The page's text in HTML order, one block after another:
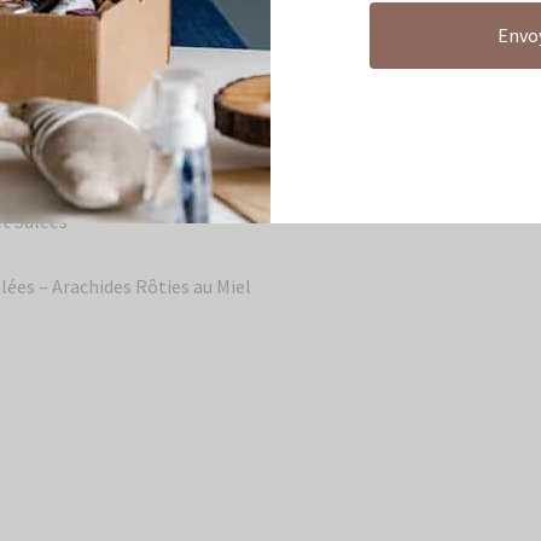
Un mélange luxueux conçu pour ravir vos papilles et
saveurs sucrées, salées et croquantes, ce mix est idéal pour
tropical.
Salées
– Arachides Rôties au Miel